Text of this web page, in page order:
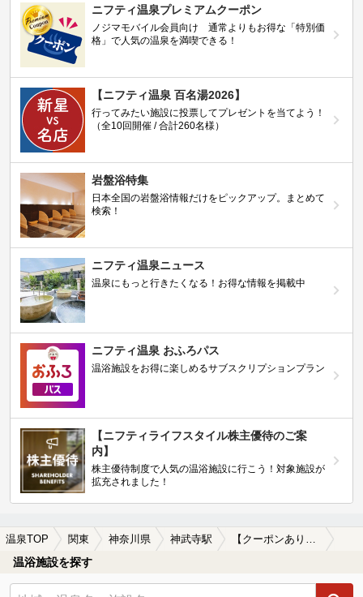
ニフティ温泉プレミアムクーポン
ノジマモバイル会員向け 通常よりもお得な「特別価
格」で人気の温泉を満喫できる！
【ニフティ温泉 百名湯2026】
行ってみたい施設に投票してプレゼントを当てよう！
（全10回開催 / 合計260名様）
岩盤浴特集
日本全国の岩盤浴情報だけをピックアップ。まとめて
検索！
ニフティ温泉ニュース
温泉にもっと行きたくなる！お得な情報を掲載中
ニフティ温泉 おふろパス
温浴施設をお得に楽しめるサブスクリプションプラン
【ニフティライフスタイル株主優待のご案
内】
株主優待制度で人気の温浴施設に行こう！対象施設が
拡充されました！
温泉TOP 関東 神奈川県 神武寺駅 【クーポンあり】水風呂が楽しめる神武寺駅近くの温泉、日帰り温泉、スーパー銭湯おすすめ
温浴施設を探す